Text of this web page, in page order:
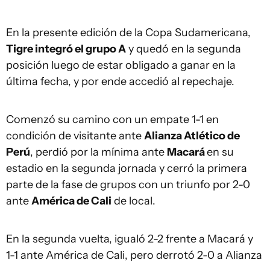
En la presente edición de la Copa Sudamericana,
Tigre integró el grupo Ay quedó en la segunda
posición luego de estar obligado a ganar en la
última fecha, y por ende accedió al repechaje.
Comenzó su camino con un empate 1-1 en
condición de visitante anteAlianza Atlético de
Perú, perdió por la mínima ante Macaráen su
estadio en la segunda jornada y cerró la primera
parte de la fase de grupos con un triunfo por 2-0
anteAmérica de Cali de local.
En la segunda vuelta, igualó 2-2 frente a Macará y
1-1 ante América de Cali, pero derrotó 2-0 a Alianza